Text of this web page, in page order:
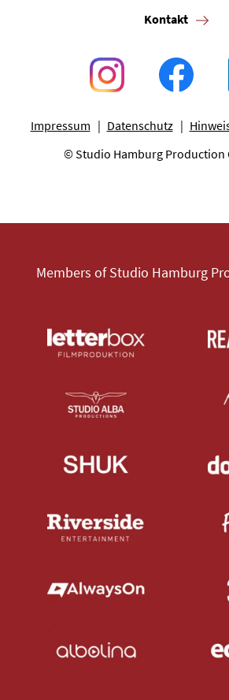
Kontakt
Impressum Datenschutz
© Studio Hamburg Production
Members of Studio Hamburg